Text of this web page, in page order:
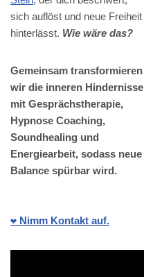
sich auflöst und neue Freiheit
hinterlässt. Wie wäre das?
Gemeinsam transformieren
wir die inneren Hindernisse
mit Gesprächstherapie,
Hypnose Coaching,
Soundhealing und
Energiearbeit, sodass neue
Balance spürbar wird.
❤️ Nimm Kontakt auf.